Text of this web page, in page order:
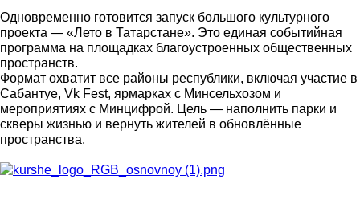
Одновременно готовится запуск большого культурного
проекта — «Лето в Татарстане». Это единая событийная
программа на площадках благоустроенных общественных
пространств.
Формат охватит все районы республики, включая участие в
Сабантуе, Vk Fest, ярмарках с Минсельхозом и
мероприятиях с Минцифрой. Цель — наполнить парки и
скверы жизнью и вернуть жителей в обновлённые
пространства.